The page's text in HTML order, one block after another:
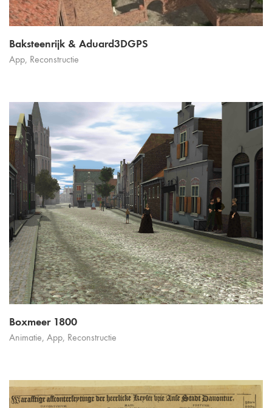
Baksteenrijk & Aduard3DGPS
App, Reconstructie
Boxmeer 1800
Animatie, App, Reconstructie